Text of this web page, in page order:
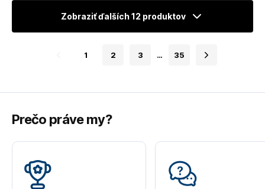
Zobraziť ďalších 12 produktov
1 2 3 … 35
Prečo práve my?